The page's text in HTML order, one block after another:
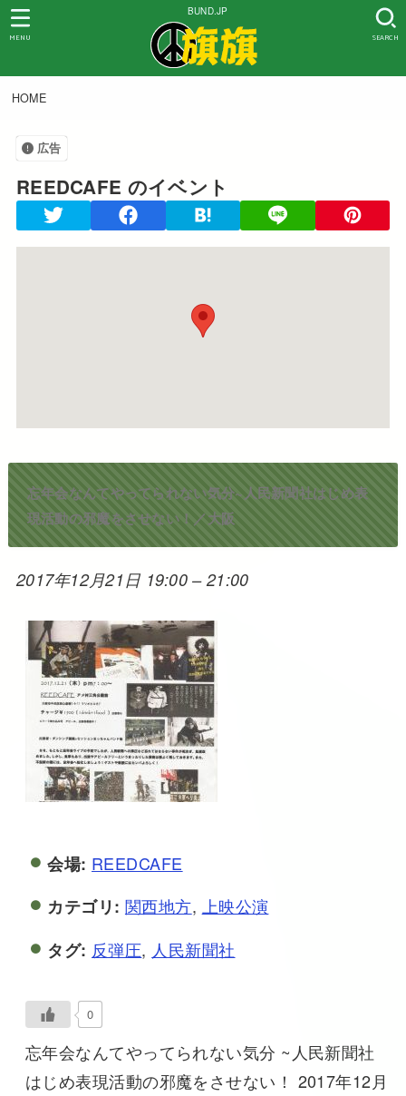
BUND.JP
SEARCH
MENU
HOME
広告
REEDCAFE のイベント
忘年会なんてやってられない気分~人民新聞社はじめ表
現活動の邪魔をさせない！／大阪
2017年12月21日 19:00 –21:00
会場: REEDCAFE
カテゴリ: 関西地方, 上映公演
タグ: 反弾圧, 人民新聞社
0
忘年会なんてやってられない気分 ~人民新聞社
はじめ表現活動の邪魔をさせない！ 2017年12月